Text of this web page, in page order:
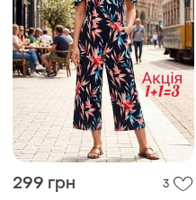
299 грн 3